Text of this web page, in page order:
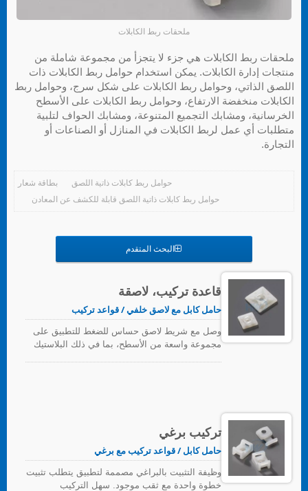
ملحقات ربط الكابلات
ملحقات ربط الكابلات هي جزء لا يتجزأ من مجموعة شاملة من
منتجات إدارة الكابلات. يمكن استخدام حوامل ربط الكابلات ذات
اللصق الذاتي، وحوامل ربط الكابلات على شكل سرج، وحوامل ربط
الكابلات منخفضة الارتفاع، وحوامل ربط الكابلات على الأسطح
الخرسانية، ومشابك التجميع المتنوعة، ومشابك الحواف لتلبية
متطلبات أي عمل لربط الكابلات في المنازل أو الصناعات أو
التجارة.
بطاقة شعار
حوامل ربط كابلات ذاتية اللصق
حوامل ربط كابلات ذاتية اللصق قابلة للكشف عن المعادن
البحث المتقدم
قاعدة تركيب، لاصقة
حامل كابل مع لاصق خلفي / قواعد تركيب
وصل مع شريط لاصق حساس للضغط للتطبيق على
مجموعة واسعة من الأسطح، بما في ذلك البلاستيك
تركيب برغي
حامل كابل / قواعد تركيب مع برغي
وظيفة التثبيت بالبراغي مصممة لتطبيق يتطلب تثبيت
خطوة واحدة مع ثقب موجود. سهل التركيب